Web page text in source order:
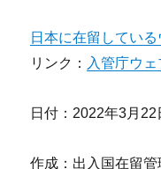
日本に在留してい
リンク： 入管庁ウェ
日付：2022年3月22
作成：出入国在留管